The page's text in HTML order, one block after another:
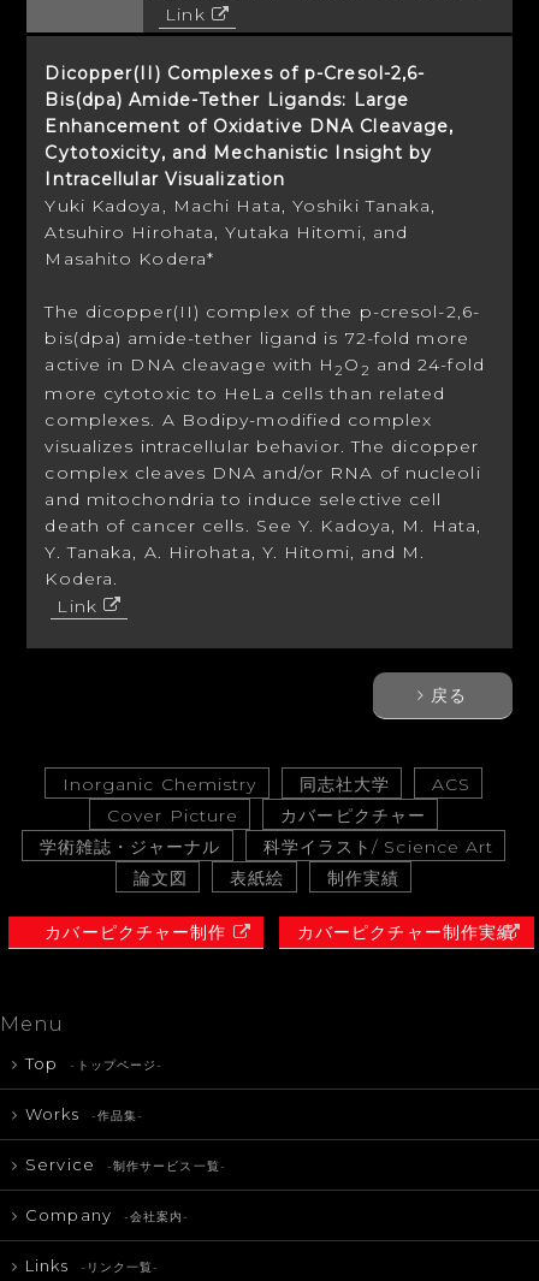
Link
Dicopper(II) Complexes ofp-Cresol-2,6-
Bis(dpa) Amide-Tether Ligands: Large
Enhancement of Oxidative DNA Cleavage,
Cytotoxicity, and Mechanistic Insight by
Intracellular Visualization
Yuki Kadoya, Machi Hata, Yoshiki Tanaka,
Atsuhiro Hirohata, Yutaka Hitomi, and
Masahito Kodera*
The dicopper(II) complex of the p-cresol-2,6-
bis(dpa) amide-tether ligand is 72-fold more
active in DNA cleavage with H2 O 2 and 24-fold
more cytotoxic to HeLa cells than related
complexes. A Bodipy-modified complex
visualizes intracellular behavior. The dicopper
complex cleaves DNA and/or RNA of nucleoli
and mitochondria to induce selective cell
death of cancer cells. See Y. Kadoya, M. Hata,
Y. Tanaka, A. Hirohata, Y. Hitomi, and M.
Kodera.
Link
戻る
Inorganic Chemistry 同志社大学
ACS
Cover Picture
カバーピクチャー
学術雑誌・ジャーナル
科学イラスト/ Science Art
論文図
表紙絵 制作実績
カバーピクチャー制作 カバーピクチャー制作実績
Menu
Top -トップページ-
Works -作品集-
Service -制作サービス一覧-
Company -会社案内-
Links -リンク一覧-